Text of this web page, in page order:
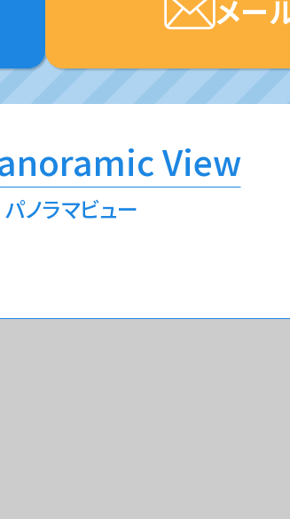
メー
パノラマビュー